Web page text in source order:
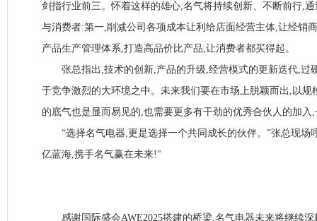
剑指行业前三。怀着这样的雄心,名气将持续创新、不断前行,
与消费者:第一,削减公司各项成本让利给店面经营主体,让经销
产品生产管理体系,打造高品价比产品,让消费者都买得起。
张总指出,技术的创新,产品的升级,经营模式的更新迭代,过
于竞争激烈的大环境之中。未来我们要在市场上脱颖而出,以规
的底气也是显而易见的,也需要更多有干劲的优秀合伙人的加入
“选择名气电器,更是选择一个共同成长的伙伴。”张总现场
亿蓝海,携手名气赢在未来!"
感谢国际盛会AWE2025搭建的桥梁,名气电器未来将继续深